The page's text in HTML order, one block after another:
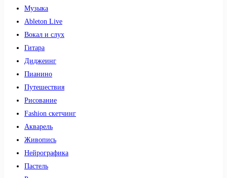
Музыка
Ableton Live
Вокал и слух
Гитара
Диджеинг
Пианино
Путешествия
Рисование
Fashion скетчинг
Акварель
Живопись
Нейрографика
Пастель